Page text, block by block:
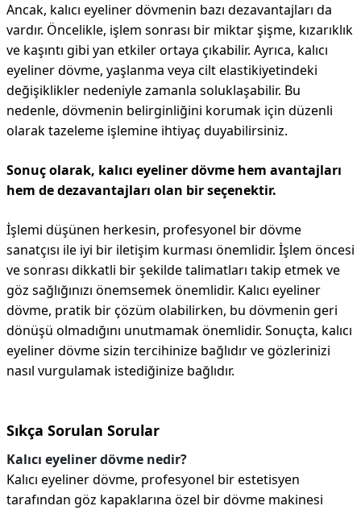
Ancak, kalıcı eyeliner dövmenin bazı dezavantajları da
vardır. Öncelikle, işlem sonrası bir miktar şişme, kızarıklık
ve kaşıntı gibi yan etkiler ortaya çıkabilir. Ayrıca, kalıcı
eyeliner dövme, yaşlanma veya cilt elastikiyetindeki
değişiklikler nedeniyle zamanla soluklaşabilir. Bu
nedenle, dövmenin belirginliğini korumak için düzenli
olarak tazeleme işlemine ihtiyaç duyabilirsiniz.
Sonuç olarak, kalıcı eyeliner dövme hem avantajları
hem de dezavantajları olan bir seçenektir.
İşlemi düşünen herkesin, profesyonel bir dövme
sanatçısı ile iyi bir iletişim kurması önemlidir. İşlem öncesi
ve sonrası dikkatli bir şekilde talimatları takip etmek ve
göz sağlığınızı önemsemek önemlidir. Kalıcı eyeliner
dövme, pratik bir çözüm olabilirken, bu dövmenin geri
dönüşü olmadığını unutmamak önemlidir. Sonuçta, kalıcı
eyeliner dövme sizin tercihinize bağlıdır ve gözlerinizi
nasıl vurgulamak istediğinize bağlıdır.
Sıkça Sorulan Sorular
Kalıcı eyeliner dövme nedir?
Kalıcı eyeliner dövme, profesyonel bir estetisyen
tarafından göz kapaklarına özel bir dövme makinesi